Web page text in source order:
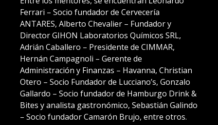
Ferrari – Socio fundador de Cervecería
ANTARES, Alberto Chevalier – Fundador y
Director GIHON Laboratorios Químicos SRL,
Adrián Caballero – Presidente de CIMMAR,
Hernán Campagnoli – Gerente de
Administración y Finanzas – Havanna, Christian
Otero – Socio Fundador de Lucciano’s, Gonzalo
Gallardo – Socio fundador de Hamburgo Drink &
Bites y analista gastronómico, Sebastián Galindo
– Socio fundador Camarón Brujo, entre otros.